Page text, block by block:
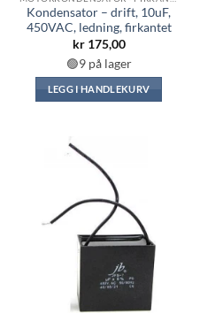
Kondensator – drift, 10uF,
450VAC, ledning, firkantet
kr175,00
🟢9 på lager
LEGG I HANDLEKURV